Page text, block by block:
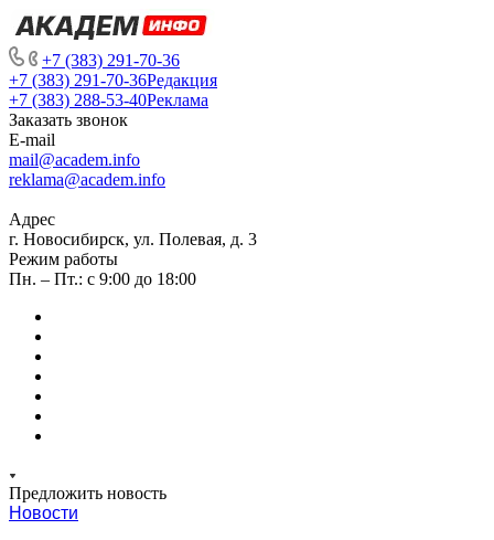
+7 (383) 291-70-36
+7 (383) 291-70-36Редакция
+7 (383) 288-53-40Реклама
Заказать звонок
E-mail
mail@academ.info
reklama@academ.info
Адрес
г. Новосибирск, ул. Полевая, д. 3
Режим работы
Пн. – Пт.: с 9:00 до 18:00
Предложить новость
Новости